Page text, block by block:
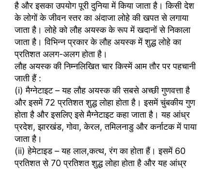
है और इसका उपयोग पूरी दुनिया में किया जाता है। किसी देश
के लोगों के जीवन स्तर का अंदाजा लोहे की खपत से लगाया
जाता है। लोहे को लौह अयस्क के रूप में खदानों से निकाला
जाता है। विभिन्न प्रकार के लौह अयस्क में शुद्ध लोहे का
प्रतिशत अलग-अलग होता है।
लौह अयस्क की निम्नलिखित चार किस्में आम तौर पर पहचानी
जाती हैं :
(i) मैग्नेटाइट – यह लौह अयस्क की सबसे अच्छी गुणवत्ता है
और इसमें 72 प्रतिशत शुद्ध लोहा होता है। इसमें चुंबकीय गुण
होता है और इसलिए इसे मैग्नेटाइट कहा जाता है। यह आंध्र
प्रदेश, झारखंड, गोवा, केरल, तमिलनाडु और कर्नाटक में पाया
जाता है।
(ii) हेमेटाइड – यह लाल,कत्थ, रंग का होता हैं। इसमें 60
प्रतिशत से 70 प्रतिशत शुद्ध लोहा होता है और यह आंध्र